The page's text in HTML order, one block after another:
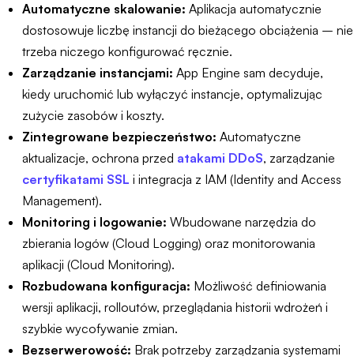
Automatyczne skalowanie: Aplikacja automatycznie
dostosowuje liczbę instancji do bieżącego obciążenia – nie
trzeba niczego konfigurować ręcznie.
Zarządzanie instancjami: App Engine sam decyduje,
kiedy uruchomić lub wyłączyć instancje, optymalizując
zużycie zasobów i koszty.
Zintegrowane bezpieczeństwo: Automatyczne
aktualizacje, ochrona przed atakami DDoS, zarządzanie
certyfikatami SSL i integracja z IAM (Identity and Access
Management).
Monitoring i logowanie: Wbudowane narzędzia do
zbierania logów (Cloud Logging) oraz monitorowania
aplikacji (Cloud Monitoring).
Rozbudowana konfiguracja: Możliwość definiowania
wersji aplikacji, rolloutów, przeglądania historii wdrożeń i
szybkie wycofywanie zmian.
Bezserwerowość: Brak potrzeby zarządzania systemami